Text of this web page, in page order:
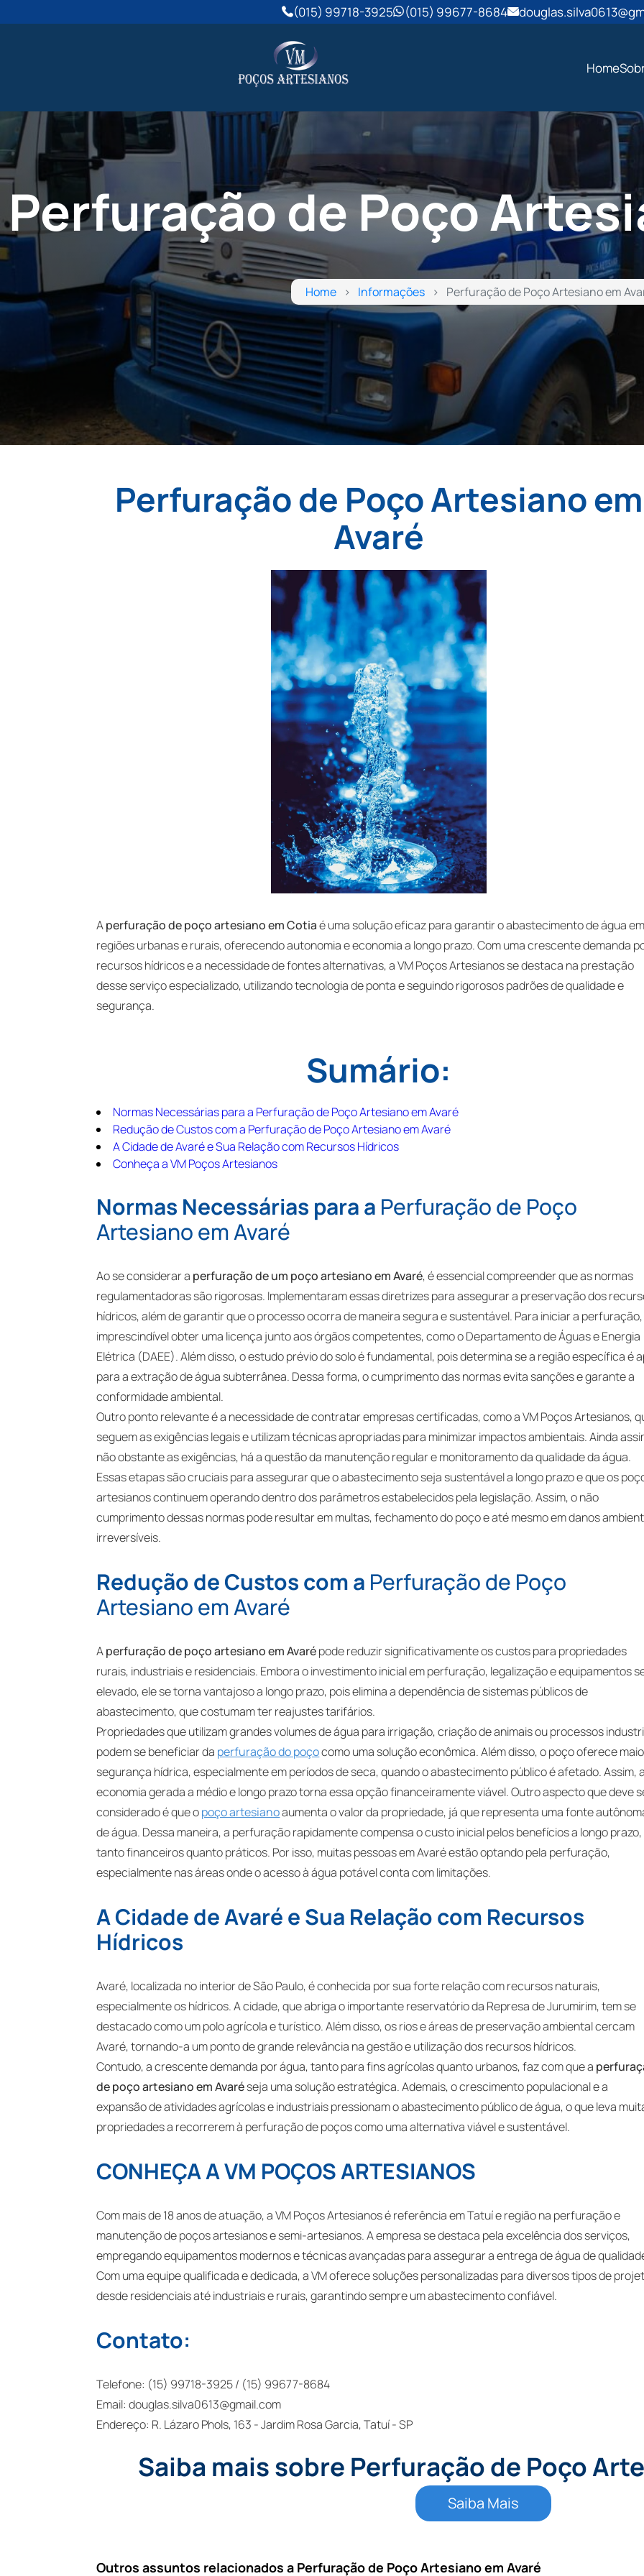
(015) 99718-3925 (015) 99677-8684
Home
Perfuração de Poço
Home Informações Perfuração de Poço Artesiano em
Perfuração de Poço Artesiano em
Avaré
Aperfuração de poço artesiano em Cotiaé uma solução eficaz para garantir o abastecimento de água em
regiões urbanas e rurais, oferecendo autonomia e economia a longo prazo. Com uma crescente demanda
recursos hídricos e a necessidade de fontes alternativas, a VM Poços Artesianos se destaca na prestação
desse serviço especializado, utilizando tecnologia de ponta e seguindo rigorosos padrões de qualidade e
segurança.
Sumário:
Normas Necessárias para a Perfuração de Poço Artesiano em Avaré
Redução de Custos com a Perfuração de Poço Artesiano em Avaré
A Cidade de Avaré e Sua Relação com Recursos Hídricos
Conheça a VM Poços Artesianos
Normas Necessárias para a Perfuração de Poço
Artesiano em Avaré
Ao se considerar a perfuração de um poço artesiano em Avaré, é essencial compreender que as normas
regulamentadoras são rigorosas. Implementaram essas diretrizes para assegurar a preservação dos
hídricos, além de garantir que o processo ocorra de maneira segura e sustentável. Para iniciar a
imprescindível obter uma licença junto aos órgãos competentes, como o Departamento de Águas e Energia
Elétrica (DAEE). Além disso, o estudo prévio do solo é fundamental, pois determina se a região específica é
para a extração de água subterrânea. Dessa forma, o cumprimento das normas evita sanções e garante a
conformidade ambiental.
Outro ponto relevante é a necessidade de contratar empresas certificadas, como a VM Poços Artesianos,
seguem as exigências legais e utilizam técnicas apropriadas para minimizar impactos ambientais. Ainda
não obstante as exigências, há a questão da manutenção regular e monitoramento da qualidade da água.
Essas etapas são cruciais para assegurar que o abastecimento seja sustentável a longo prazo e que os
artesianos continuem operando dentro dos parâmetros estabelecidos pela legislação. Assim, o não
cumprimento dessas normas pode resultar em multas, fechamento do poço e até mesmo em danos
irreversíveis.
Redução de Custos com a Perfuração de Poço
Artesiano em Avaré
Aperfuração de poço artesiano em Avarépode reduzir significativamente os custos para propriedades
rurais, industriais e residenciais. Embora o investimento inicial em perfuração, legalização e equipamentos
elevado, ele se torna vantajoso a longo prazo, pois elimina a dependência de sistemas públicos de
abastecimento, que costumam ter reajustes tarifários.
Propriedades que utilizam grandes volumes de água para irrigação, criação de animais ou processos
podem se beneficiar da perfuração do poçocomo uma solução econômica. Além disso, o poço oferece
segurança hídrica, especialmente em períodos de seca, quando o abastecimento público é afetado. Assim, a
economia gerada a médio e longo prazo torna essa opção financeiramente viável. Outro aspecto que deve
considerado é que opoço artesianoaumenta o valor da propriedade, já que representa uma fonte
de água. Dessa maneira, a perfuração rapidamente compensa o custo inicial pelos benefícios a longo prazo,
tanto financeiros quanto práticos. Por isso, muitas pessoas em Avaré estão optando pela perfuração,
especialmente nas áreas onde o acesso à água potável conta com limitações.
A Cidade de Avaré e Sua Relação com Recursos
Hídricos
Avaré, localizada no interior de São Paulo, é conhecida por sua forte relação com recursos naturais,
especialmente os hídricos. A cidade, que abriga o importante reservatório da Represa de Jurumirim, tem se
destacado como um polo agrícola e turístico. Além disso, os rios e áreas de preservação ambiental cercam
Avaré, tornando-a um ponto de grande relevância na gestão e utilização dos recursos hídricos.
Contudo, a crescente demanda por água, tanto para fins agrícolas quanto urbanos, faz com que a
de poço artesiano em Avaréseja uma solução estratégica. Ademais, o crescimento populacional e a
expansão de atividades agrícolas e industriais pressionam o abastecimento público de água, o que leva
propriedades a recorrerem à perfuração de poços como uma alternativa viável e sustentável.
CONHEÇA A VM POÇOS ARTESIANOS
Com mais de 18 anos de atuação, a VM Poços Artesianos é referência em Tatuí e região na perfuração e
manutenção de poços artesianos e semi-artesianos. A empresa se destaca pela excelência dos serviços,
empregando equipamentos modernos e técnicas avançadas para assegurar a entrega de água de
Com uma equipe qualificada e dedicada, a VM oferece soluções personalizadas para diversos tipos de
desde residenciais até industriais e rurais, garantindo sempre um abastecimento confiável.
Contato:
Telefone: (15) 99718-3925 / (15) 99677-8684
Email:douglas.silva0613@gmail.com
Endereço: R. Lázaro Phols, 163 - Jardim Rosa Garcia, Tatuí - SP
Saiba mais sobre Perfuração de Poço
Saiba Mais
Outros assuntos relacionados a Perfuração de Poço Artesiano em Avaré